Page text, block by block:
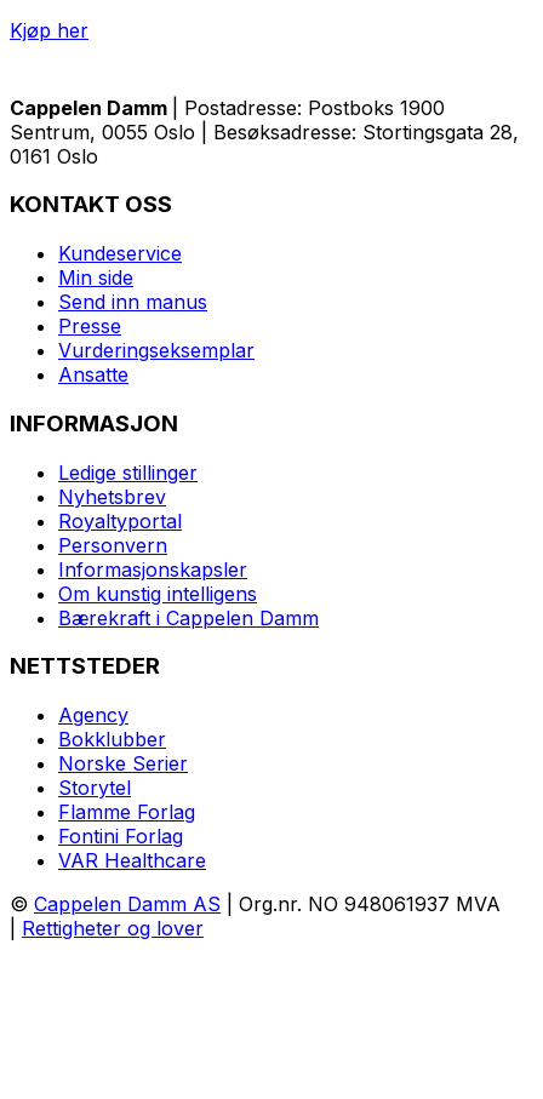
Kjøp her
Cappelen Damm
| Postadresse: Postboks 1900
Sentrum, 0055 Oslo | Besøksadresse: Stortingsgata 28,
0161 Oslo
KONTAKT OSS
Kundeservice
Min side
Send inn manus
Presse
Vurderingseksemplar
Ansatte
INFORMASJON
Ledige stillinger
Nyhetsbrev
Royaltyportal
Personvern
Informasjonskapsler
Om kunstig intelligens
Bærekraft i Cappelen Damm
NETTSTEDER
Agency
Bokklubber
Norske Serier
Storytel
Flamme Forlag
Fontini Forlag
VAR Healthcare
© Cappelen Damm AS | Org.nr. NO 948061937 MVA
Rettigheter og lover